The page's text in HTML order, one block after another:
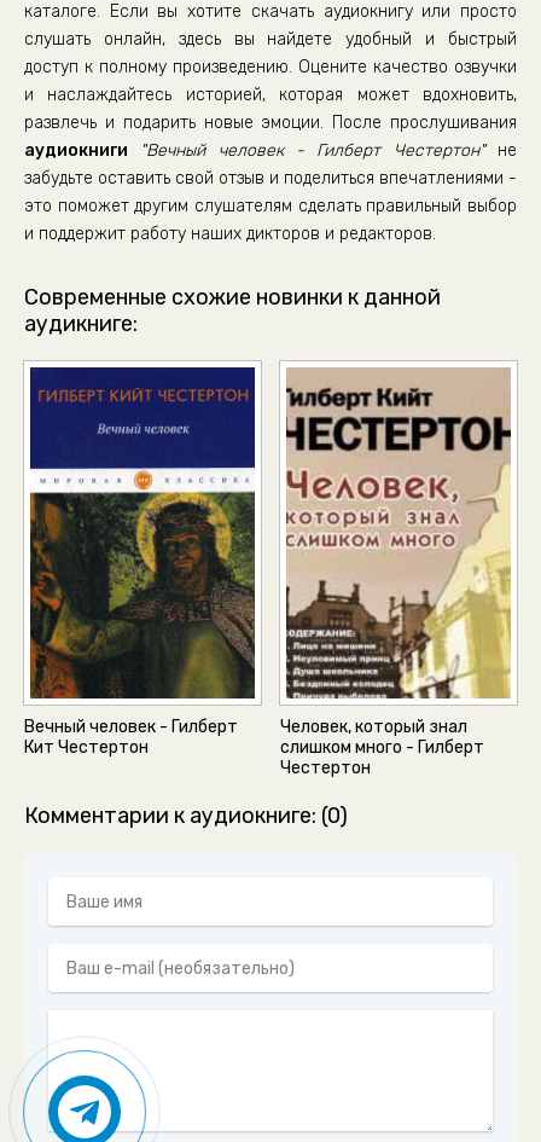
каталоге. Если вы хотите скачать аудиокнигу или просто
слушать онлайн, здесь вы найдете удобный и быстрый
доступ к полному произведению. Оцените качество озвучки
и наслаждайтесь историей, которая может вдохновить,
развлечь и подарить новые эмоции. После прослушивания
аудиокниги
"Вечный человек - Гилберт Честертон"не
забудьте оставить свой отзыв и поделиться впечатлениями -
это поможет другим слушателям сделать правильный выбор
и поддержит работу наших дикторов и редакторов.
Современные схожие новинки к данной
аудикниге:
Вечный человек - Гилберт
Кит Честертон
Человек, который знал
слишком много - Гилберт
Честертон
Комментарии к аудиокниге: (0)